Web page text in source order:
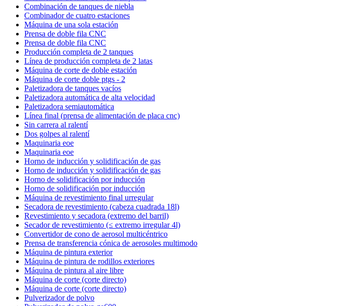
Combinación de tanques de niebla
Combinador de cuatro estaciones
Máquina de una sola estación
Prensa de doble fila CNC
Prensa de doble fila CNC
Producción completa de 2 tanques
Línea de producción completa de 2 latas
Máquina de corte de doble estación
Máquina de corte doble ptgs - 2
Paletizadora de tanques vacíos
Paletizadora automática de alta velocidad
Paletizadora semiautomática
Línea final (prensa de alimentación de placa cnc)
Sin carrera al ralentí
Dos golpes al ralentí
Maquinaria eoe
Maquinaria eoe
Horno de inducción y solidificación de gas
Horno de inducción y solidificación de gas
Horno de solidificación por inducción
Horno de solidificación por inducción
Máquina de revestimiento final urregular
Secadora de revestimiento (cabeza cuadrada 18l)
Revestimiento y secadora (extremo del barril)
Secador de revestimiento (≤ extremo irregular 4l)
Convertidor de cono de aerosol multicéntrico
Prensa de transferencia cónica de aerosoles multimodo
Máquina de pintura exterior
Máquina de pintura de rodillos exteriores
Máquina de pintura al aire libre
Máquina de corte (corte directo)
Máquina de corte (corte directo)
Pulverizador de polvo